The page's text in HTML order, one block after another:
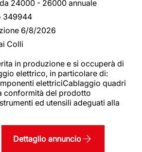
24000 - 26000 annuale
349944
6/8/2026
Colli
in produzione e si occuperà di
elettrico, in particolare di:
elettriciCablaggio quadri
conformità del prodotto
ed utensili adeguati alla
Dettaglio annuncio